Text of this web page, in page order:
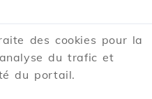
des cookies pour la
du trafic et
du portail.